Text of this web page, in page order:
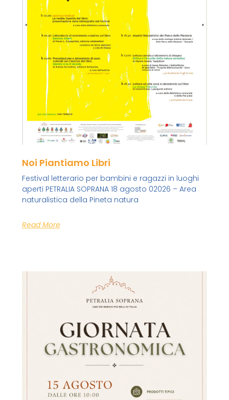
Noi Piantiamo Libri
Festival letterario per bambini e ragazzi in luoghi
aperti PETRALIA SOPRANA 18 agosto 02026 – Area
naturalistica della Pineta natura
Read More